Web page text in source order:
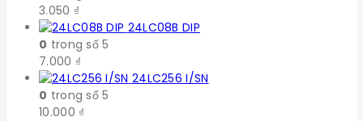
3.050 ₫
24LC08B DIP
0 trong số 5
7.000 ₫
24LC256 I/SN
0 trong số 5
10.000 ₫